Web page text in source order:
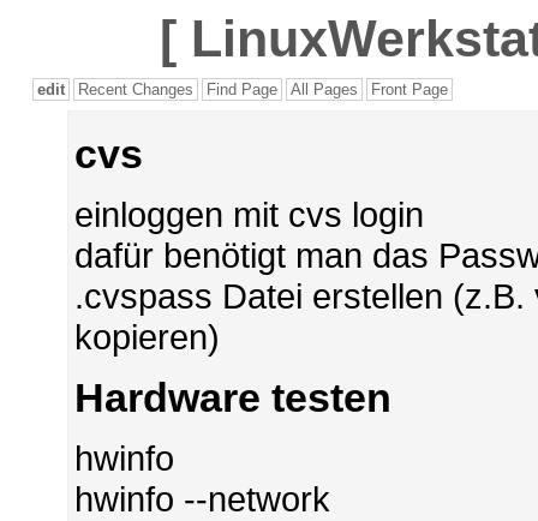
[
edit Recent Changes Find Page All Pages Front Page
cvs
einloggen mit cvs login
dafür benötigt man das
.cvspass Datei erstellen
kopieren)
Hardware testen
hwinfo
hwinfo --network